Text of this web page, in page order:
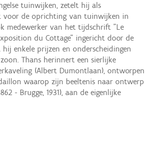
tuinwijken, zetelt hij als
de oprichting van tuinwijken in
medewerker van het tijdschrift "Le
du Cottage" ingericht door de
enkele prijzen en onderscheidingen
Thans herinnert een sierlijke
(Albert Dumontlaan), ontworpen
waarop zijn beeltenis naar ontwerp
- Brugge, 1931), aan de eigenlijke